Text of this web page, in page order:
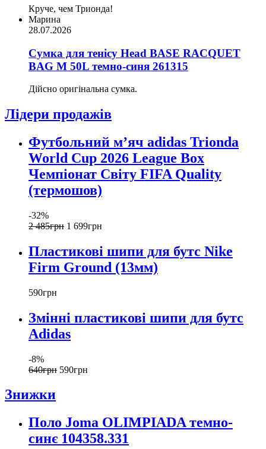
Круче, чем Трионда!
Марина
28.07.2026
Сумка для тенісу Head BASE RACQUET
BAG M 50L темно-синя 261315
Дійсно оригінальна сумка.
Лідери продажів
Футбольний м’яч adidas Trionda
World Cup 2026 League Box
Чемпіонат Світу FIFA Quality
(термошов)
-32%
2 485грн 1 699грн
Пластикові шипи для бутс Nike
Firm Ground (13мм)
590грн
Змінні пластикові шипи для бутс
Adidas
-8%
640грн 590грн
Знижки
Поло Joma OLIMPIADA темно-
синє 104358.331